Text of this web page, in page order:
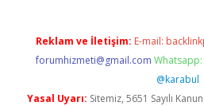
Reklam ve İletişim: E-mail:
forumhizmeti@gmail.com
@karabul
Yasal Uyarı: Sitemiz, 5651 Sayılı